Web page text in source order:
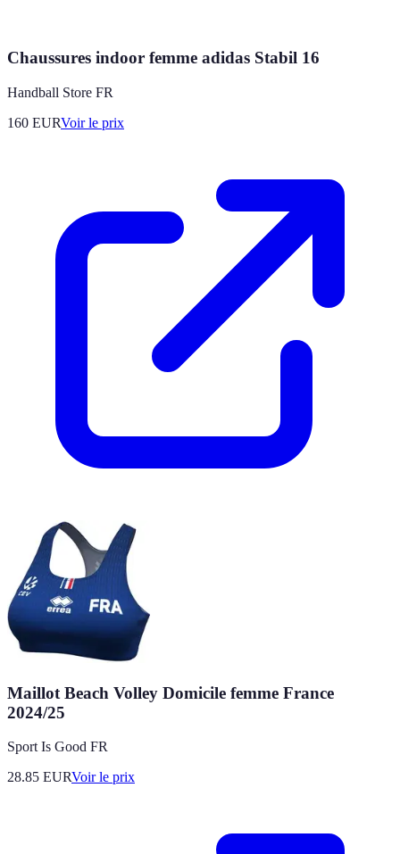
Chaussures indoor femme adidas Stabil 16
Handball Store FR
160 EURVoir le prix
Maillot Beach Volley Domicile femme France
2024/25
Sport Is Good FR
28.85 EURVoir le prix